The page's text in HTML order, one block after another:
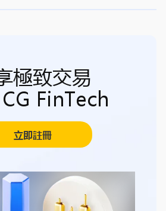
極致交易
FinTech
立即註冊